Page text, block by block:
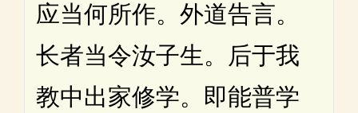
应当何所作。外道告言。
长者当令汝子生。后于我
教中出家修学。即能普学